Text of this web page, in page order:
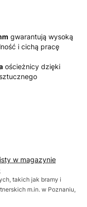
gwarantują wysoką
i cichą pracę
ościeżnicy dzięki
w magazynie
takich jak bramy i
m.in. w Poznaniu,